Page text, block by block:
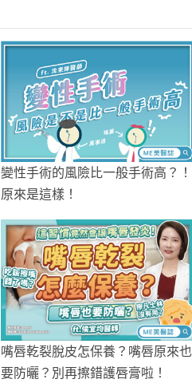
變性手術的風險比一般手術高？！
原來是這樣！
嘴唇乾裂脫皮怎保養？嘴唇原來也
要防曬？別再擦錯護唇膏啦！